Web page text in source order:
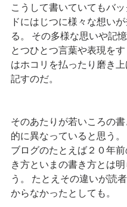
こうして書いていてもバ
ドにはじつに様々な想い
る。 その多様な思いや記
とつひとつ言葉や表現を
はホコリを払ったり磨き
記すのだ。
そのあたりが若いころの
的に異なっていると思う
ブログのたとえば２０年
き方といまの書き方とは
う。 たとえその違いが読
からなかったとしても。